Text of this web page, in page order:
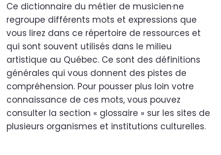
Ce dictionnaire du métier de musicien·ne
regroupe différents mots et expressions que
vous lirez dans ce répertoire de ressources et
qui sont souvent utilisés dans le milieu
artistique au Québec. Ce sont des définitions
générales qui vous donnent des pistes de
compréhension. Pour pousser plus loin votre
connaissance de ces mots, vous pouvez
consulter la section « glossaire » sur les sites de
plusieurs organismes et institutions culturelles.